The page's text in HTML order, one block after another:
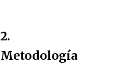
2.
Metodología